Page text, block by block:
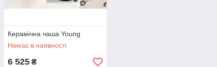
Керамічна чаша Young
Немає в наявності
6 525 ₴